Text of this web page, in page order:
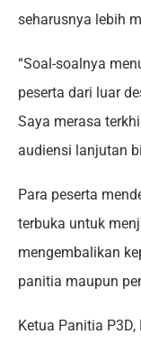
seharusnya lebih
“Soal-soalnya
peserta dari luar
Saya merasa
audiensi lanjutan
Para peserta
terbuka untuk
mengembalikan
panitia maupun
Ketua Panitia